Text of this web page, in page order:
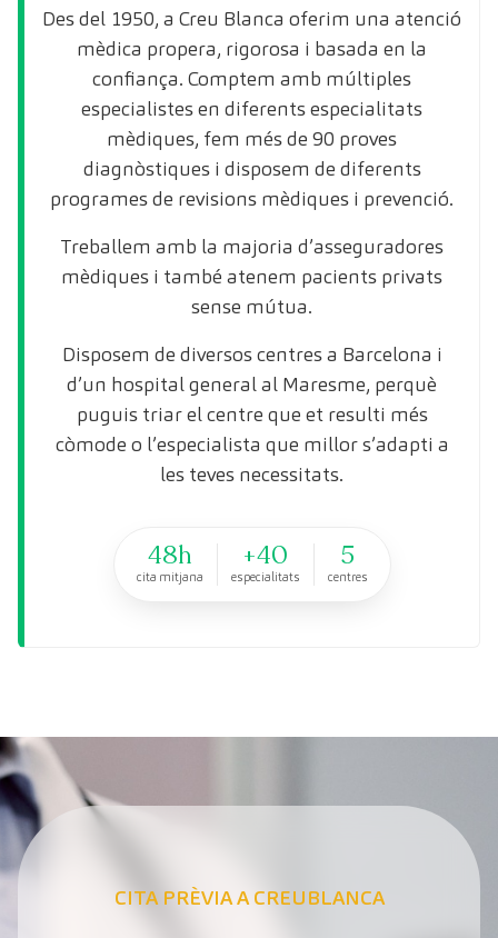
Des del 1950, a Creu Blanca oferim una atenció
mèdica propera, rigorosa i basada en la
confiança. Comptem amb múltiples
especialistes en diferents especialitats
mèdiques, fem més de 90 proves
diagnòstiques i disposem de diferents
programes de revisions mèdiques i prevenció.
Treballem amb la majoria d’asseguradores
mèdiques i també atenem pacients privats
sense mútua.
Disposem de diversos centres a Barcelona i
d’un hospital general al Maresme, perquè
puguis triar el centre que et resulti més
còmode o l’especialista que millor s’adapti a
les teves necessitats.
48h
cita mitjana
+40
especialitats
5
centres
CITA PRÈVIA A CREUBLANCA